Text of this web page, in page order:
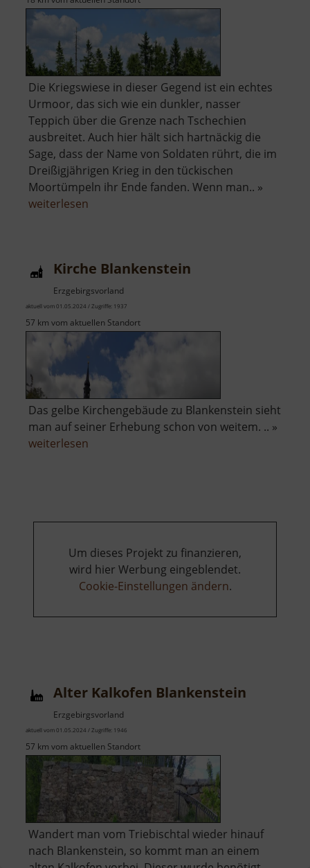
Die Kriegswiese in dieser Gegend ist ein echtes
Urmoor, das sich wie ein dunkler, nasser
Teppich über die Grenze nach Tschechien
ausbreitet. Auch hier hält sich hartnäckig die
Sage, dass der Name von Soldaten rührt, die im
Dreißigjährigen Krieg in den tückischen
Moortümpeln ihr Ende fanden. Wenn man.. »
weiterlesen
Kriegswiese
Kirche Blankenstein
Erzgebirgsvorland
aktuell vom 01.05.2024 / Zugriffe: 1937
57 km vom aktuellen Standort
Das gelbe Kirchengebäude zu Blankenstein sieht
man auf seiner Erhebung schon von weitem. .. »
weiterlesen
Um dieses Projekt zu finanzieren,
wird hier Werbung eingeblendet.
Cookie-Einstellungen ändern.
Alter Kalkofen Blankenstein
Erzgebirgsvorland
aktuell vom 01.05.2024 / Zugriffe: 1946
57 km vom aktuellen Standort
Wandert man vom Triebischtal wieder hinauf
nach Blankenstein, so kommt man an einem